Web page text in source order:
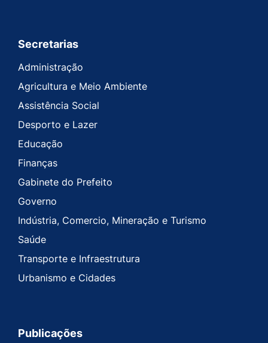
Secretarias
Administração
Agricultura e Meio Ambiente
Assistência Social
Desporto e Lazer
Educação
Finanças
Gabinete do Prefeito
Governo
Indústria, Comercio, Mineração e Turismo
Saúde
Transporte e Infraestrutura
Urbanismo e Cidades
Publicações